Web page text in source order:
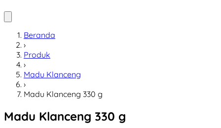
Beranda
›
Produk
›
Madu Klanceng
›
Madu Klanceng 330 g
Madu Klanceng 330 g